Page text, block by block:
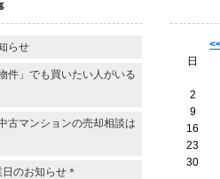
らせ
件」でも買いたい人がいる
古マンションの売却相談は
のお知らせ＊
日
2
9
16
23
30